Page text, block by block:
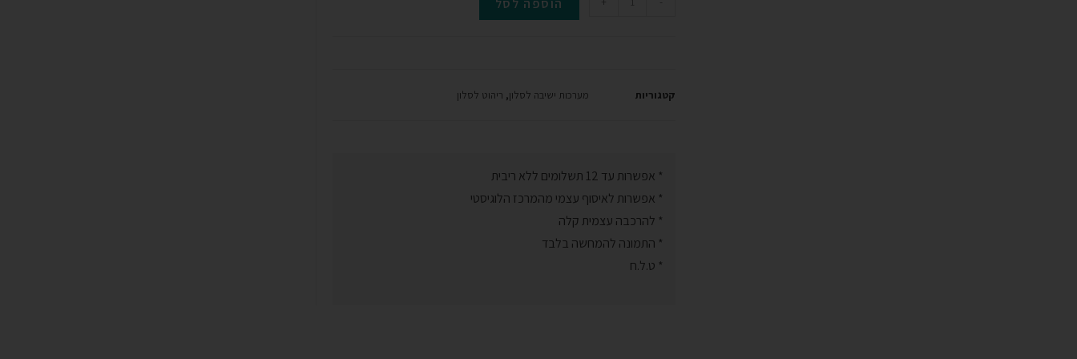
הוספה לסל
קטגוריות מערכות ישיבה לסלון, ריהוט לסלון
* אפשרות עד 12 תשלומים ללא ריבית
* אפשרות לאיסוף עצמי מהמרכז הלוגיסטי
* להרכבה עצמית קלה
* התמונה להמחשה בלבד
* ט.ל.ח